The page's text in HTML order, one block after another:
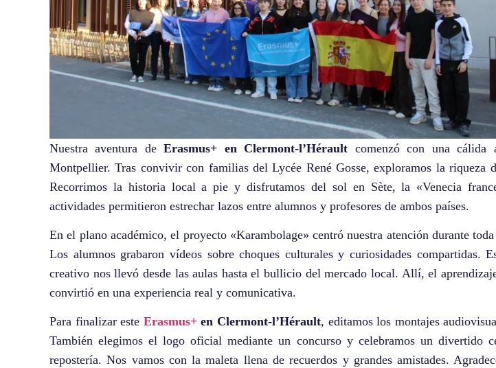
Nuestra aventura deErasmus+ en Clermont-l’Hérault comenzó con una cálida
Montpellier. Tras convivir con familias del Lycée René Gosse, exploramos la riqueza
Recorrimos la historia local a pie y disfrutamos del sol en Sète, la «Venecia
actividades permitieron estrechar lazos entre alumnos y profesores de ambos países.
En el plano académico, el proyecto «Karambolage» centró nuestra atención durante toda
Los alumnos grabaron vídeos sobre choques culturales y curiosidades compartidas.
creativo nos llevó desde las aulas hasta el bullicio del mercado local. Allí, el
convirtió en una experiencia real y comunicativa.
Para finalizar este Erasmus+en Clermont-l’Hérault, editamos los montajes
También elegimos el logo oficial mediante un concurso y celebramos un divertido
repostería. Nos vamos con la maleta llena de recuerdos y grandes amistades.